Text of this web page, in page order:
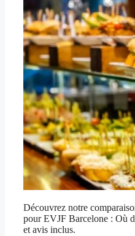
Découvrez notre
pour EVJF Barcelone : Où
et avis inclus.